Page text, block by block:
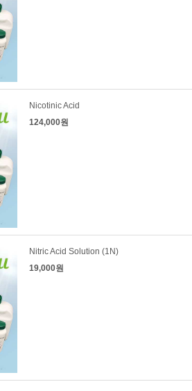
Nicotinic Acid
124,000원
Nitric Acid Solution (1N)
19,000원